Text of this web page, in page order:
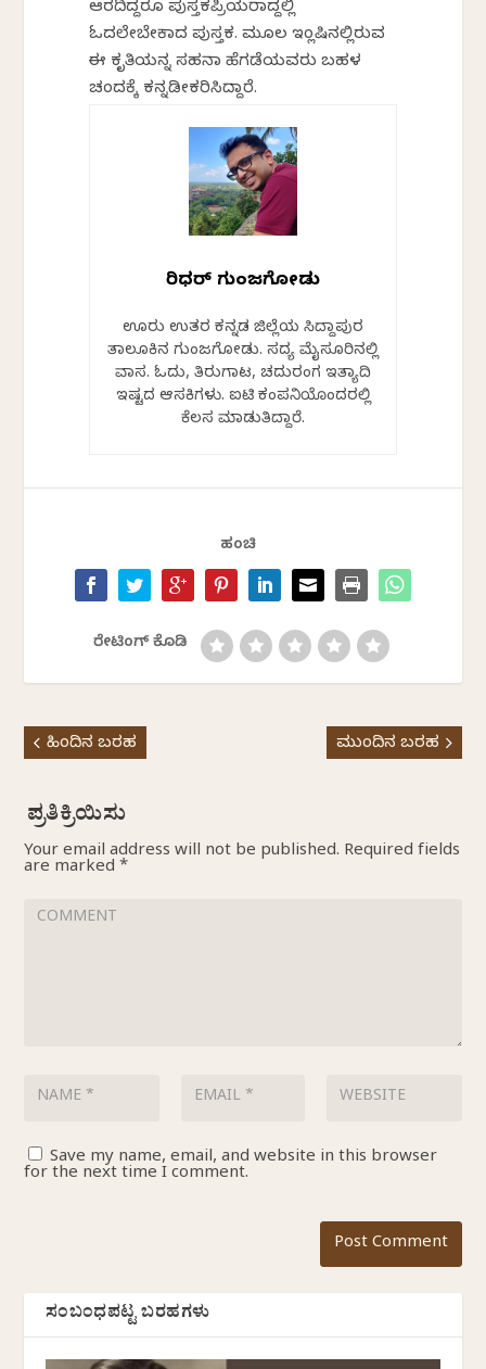
ಆಗಿರದಿದ್ದರೂ ಪುಸ್ತಕಪ್ರಿಯರಾಗಿದ್ದಲ್ಲಿ
ಓದಲೇಬೇಕಾದ ಪುಸ್ತಕ. ಮೂಲ ಇಂಗ್ಲಿಷಿನಲ್ಲಿರುವ
ಈ ಕೃತಿಯನ್ನ ಸಹನಾ ಹೆಗಡೆಯವರು ಬಹಳ
ಚಂದಕ್ಕೆ ಕನ್ನಡೀಕರಿಸಿದ್ದಾರೆ.
ಗಿರಿಧರ್ ಗುಂಜಗೋಡು
ಊರು ಉತ್ತರ ಕನ್ನಡ ಜಿಲ್ಲೆಯ ಸಿದ್ದಾಪುರ
ತಾಲೂಕಿನ ಗುಂಜಗೋಡು. ಸದ್ಯ ಮೈಸೂರಿನಲ್ಲಿ
ವಾಸ. ಓದು, ತಿರುಗಾಟ, ಚದುರಂಗ ಇತ್ಯಾದಿ
ಇಷ್ಟದ ಆಸಕ್ತಿಗಳು. ಐಟಿ ಕಂಪನಿಯೊಂದರಲ್ಲಿ
ಕೆಲಸ ಮಾಡುತ್ತಿದ್ದಾರೆ.
ಹಂಚಿ
ರೇಟಿಂಗ್ ಕೊಡಿ
ಹಿಂದಿನ ಬರಹ ಮುಂದಿನ ಬರಹ
Your email address will not be published. Required fields
are marked *
Save my name, email, and website in this browser
for the next time I comment.
ಸಂಬಂಧಪಟ್ಟ ಬರಹಗಳು